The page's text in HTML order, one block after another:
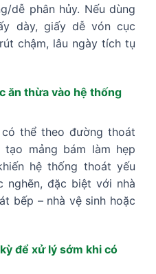
dễ phân hủy. Nếu dùng
dày, giấy dễ vón cục
chậm, lâu ngày tích tụ
ăn thừa vào hệ thống
thể theo đường thoát
mảng bám làm hẹp
hệ thống thoát yếu
đặc biệt với nhà
bếp – nhà vệ sinh hoặc
để xử lý sớm khi có